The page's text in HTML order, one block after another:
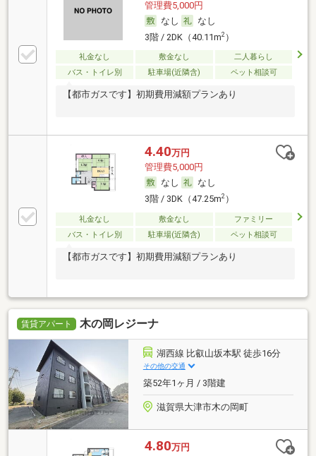
管理費5,000円
なし
なし
3階 / 2DK（40.11m2）
礼金なし 敷金なし
二人暮らし
バス・トイレ別
駐車場(近隣含) ペット相談可
【都市ガスです】初期費用減額プランあり
4.40万円
管理費5,000円
なし
なし
3階 / 3DK（47.25m2）
礼金なし 敷金なし
ファミリー
バス・トイレ別
駐車場(近隣含) ペット相談可
【都市ガスです】初期費用減額プランあり
賃貸アパート 木の岡レジーナ
湖西線 比叡山坂本駅 徒歩16分
その他の交通
築52年1ヶ月 / 3階建
滋賀県大津市木の岡町
4.80万円